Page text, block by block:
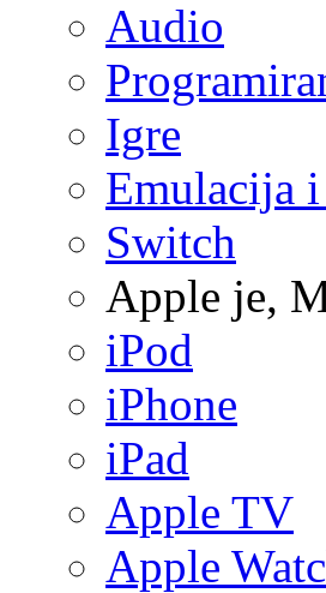
Audio
Igre
Emulacija
Switch
Apple je,
iPod
iPhone
iPad
Apple TV
Apple